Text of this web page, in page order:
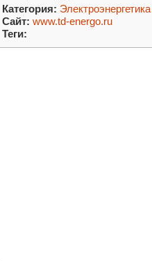
Категория: Электроэнергетика
Сайт: www.td-energo.ru
Теги: